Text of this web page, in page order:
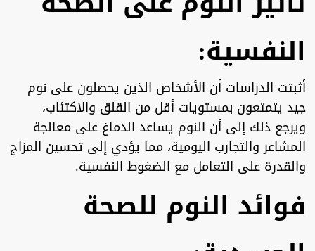
النفسية:
أثبتت الدراسات أن الأشخاص الذين يحصلون على نوم
جيد يتمتعون بمستويات أقل من القلق والاكتئاب،
ويرجع ذلك إلى أن النوم يساعد الدماغ على معالجة
المشاعر والتجارب اليومية، مما يؤدي إلى تحسين المزاج
والقدرة على التعامل مع الضغوط النفسية.
فوائد النوم للصحة